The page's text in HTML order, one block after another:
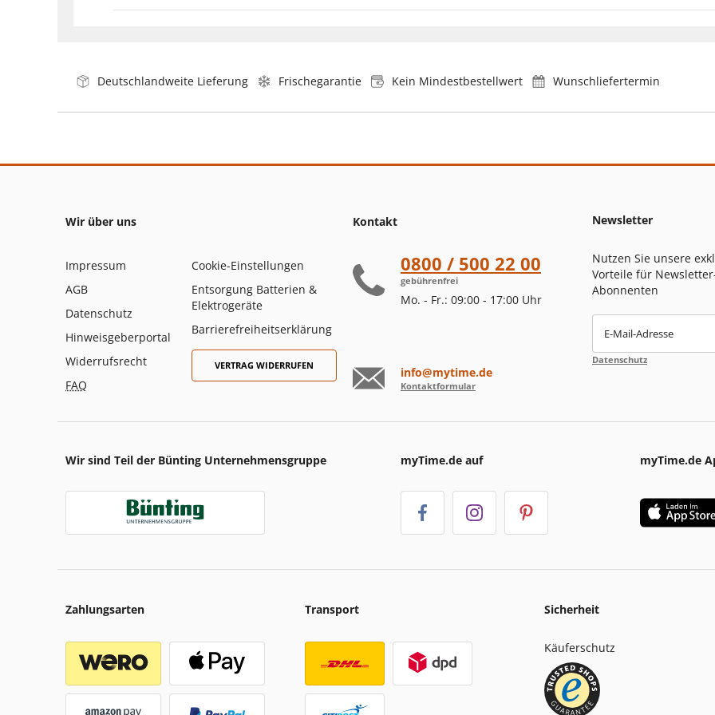
Deutschlandweite Lieferung Frischegarantie Kein Mindestbestellwert Wunschliefertermin
Wir über uns
Impressum
AGB
Datenschutz
Hinweisgeberportal
Widerrufsrecht
FAQ
Cookie-Einstellungen
Entsorgung Batterien &
Elektrogeräte
Barrierefreiheitserklärung
VERTRAG WIDERRUFEN
Kontakt
0800 / 500 22 00
gebührenfrei
Mo. - Fr.: 09:00 - 17:00 Uhr
info@mytime.de
Kontaktformular
Newsletter
Nutzen Sie unsere
Vorteile für
Abonnenten
E-Mail-Adresse
Datenschutz
Wir sind Teil der Bünting Unternehmensgruppe myTime.de auf myTime.de
Zahlungsarten Transport Sicherheit
Käuferschutz